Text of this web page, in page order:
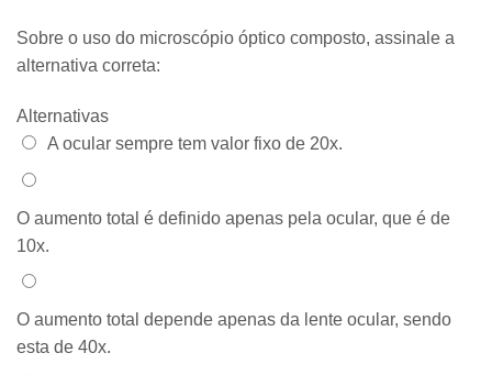
Sobre o uso do microscópio óptico composto, assinale a
alternativa correta:
Alternativas
Alternativa 1:
A ocular sempre tem valor fixo de 20x.
Alternativa 2:
O aumento total é definido apenas pela ocular, que é de
10x.
Alternativa 3:
O aumento total depende apenas da lente ocular, sendo
esta de 40x.